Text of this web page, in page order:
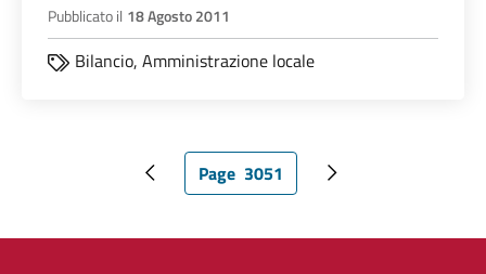
Pubblicato il 18 Agosto 2011
Bilancio, Amministrazione locale
Pagina precedentePagina attuale
Page 3051 Pagina successiva